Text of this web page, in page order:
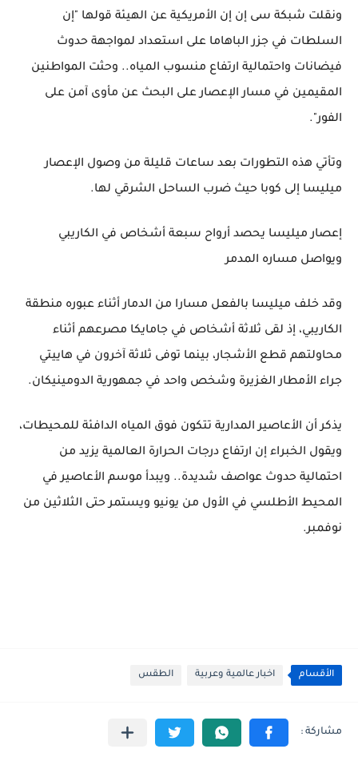
ونقلت شبكة سى إن إن الأمريكية عن الهيئة قولها "إن
السلطات في جزر الباهاما على استعداد لمواجهة حدوث
فيضانات واحتمالية ارتفاع منسوب المياه.. وحثت المواطنين
المقيمين في مسار الإعصار على البحث عن مأوى آمن على
الفور".
وتأتي هذه التطورات بعد ساعات قليلة من وصول الإعصار
ميليسا إلى كوبا حيث ضرب الساحل الشرقي لها.
إعصار ميليسا يحصد أرواح سبعة أشخاص في الكاريبي
ويواصل مساره المدمر
وقد خلف ميليسا بالفعل مسارا من الدمار أثناء عبوره منطقة
الكاريبي، إذ لقى ثلاثة أشخاص في جامايكا مصرعهم أثناء
محاولتهم قطع الأشجار، بينما توفى ثلاثة آخرون في هاييتي
جراء الأمطار الغزيرة وشخص واحد في جمهورية الدومينيكان.
يذكر أن الأعاصير المدارية تتكون فوق المياه الدافئة للمحيطات،
ويقول الخبراء إن ارتفاع درجات الحرارة العالمية يزيد من
احتمالية حدوث عواصف شديدة.. ويبدأ موسم الأعاصير في
المحيط الأطلسي في الأول من يونيو ويستمر حتى الثلاثين من
نوفمبر.
الأقسام اخبار عالمية وعربية الطقس